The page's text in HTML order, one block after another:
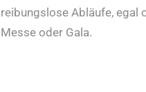
reibungslose Abläufe, egal
Messe oder Gala.